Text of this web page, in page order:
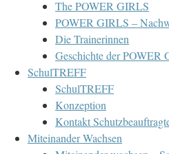
The POWER GIRLS
POWER GIRLS –
Die Trainerinnen
Geschichte der POWER
SchulTREFF
SchulTREFF
Konzeption
Kontakt
Miteinander Wachsen